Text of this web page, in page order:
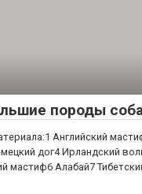
породы
Английский
дог4 Ирландский
мастиф6 Алабай7